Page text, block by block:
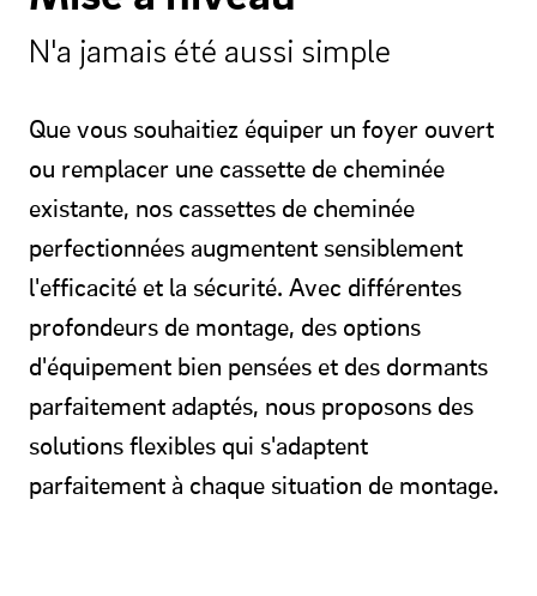
N'a jamais été aussi simple
Que vous souhaitiez équiper un foyer ouvert
ou remplacer une cassette de cheminée
existante, nos cassettes de cheminée
perfectionnées augmentent sensiblement
l'efficacité et la sécurité. Avec différentes
profondeurs de montage, des options
d'équipement bien pensées et des dormants
parfaitement adaptés, nous proposons des
solutions flexibles qui s'adaptent
parfaitement à chaque situation de montage.